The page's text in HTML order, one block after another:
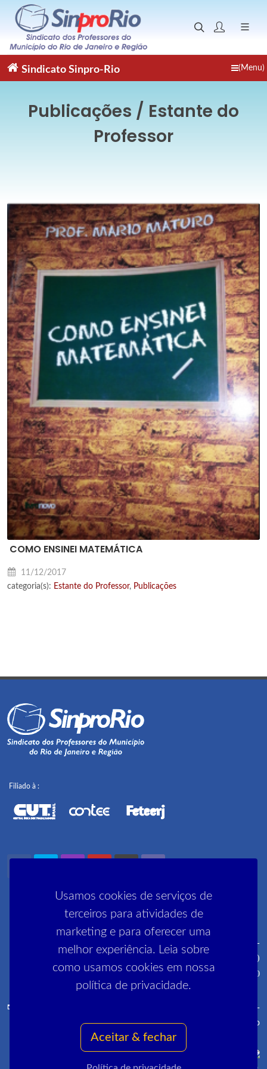
Usamos cookies de serviços de
terceiros para atividades de
marketing e para oferecer uma
melhor experiência. Leia sobre
como usamos cookies em nossa
política de privacidade.
Aceitar & fechar
Sindicato Sinpro-Rio (Menu)
Publicações / Estante do
Professor
COMO ENSINEI MATEMÁTICA
11/12/2017
categoria(s): Estante do Professor, Publicações
Filiado à :
Rua Pedro Lessa, 35 2º, 3º e 5º andares - Centro - CEP: 20030-
030 (próximo ao metrô Cinelândia)
R. Manai, 180 - Campo Grande - CEP 23052-220
Sinpro-
Rio